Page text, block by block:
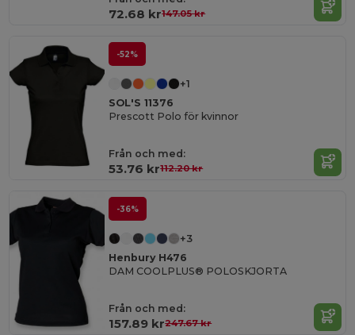
72.68 kr147.05 kr
-52%
+1
SOL'S 11376
Prescott Polo för kvinnor
Från och med:
53.76 kr112.20 kr
-36%
+3
Henbury H476
DAM COOLPLUS® POLOSKJORTA
Från och med:
157.89 kr247.67 kr